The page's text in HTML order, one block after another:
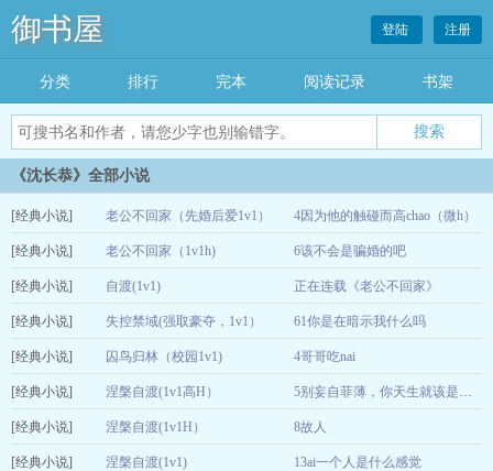
御书屋 登陆 注册
分类 排行 完本 阅读记录 书架
《沈长恭》全部小说
[经典小说] 老公不回家（先婚后爱1v1） 4因为他的触碰而高chao（微h）
[经典小说] 老公不回家（1v1h) 6该不会是骗婚的吧
[经典小说] 自渡(1v1) 正在连载《老公不回家》
[经典小说] 失控禁域(强取豪夺，1v1） 61你是在暗示我什么吗
[经典小说] 囚鸟归林（校园1v1) 4哥哥吃nai
12-15
[经典小说] 涅槃自渡(1v1高H） 5别妄自菲薄，你天生就该是人上人
[经典小说] 涅槃自渡(1v1H） 8故人
[经典小说] 涅槃自渡(1v1) 13ai一个人是什么感觉